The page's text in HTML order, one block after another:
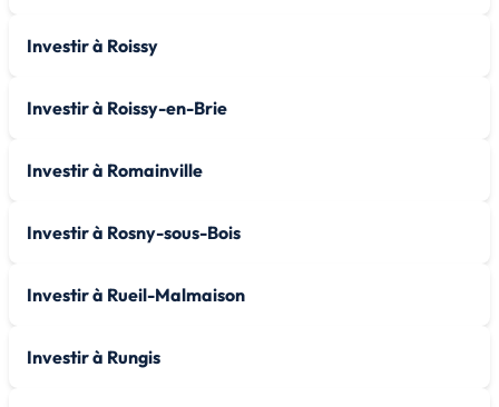
Investir à Roissy
Investir à Roissy-en-Brie
Investir à Romainville
Investir à Rosny-sous-Bois
Investir à Rueil-Malmaison
Investir à Rungis